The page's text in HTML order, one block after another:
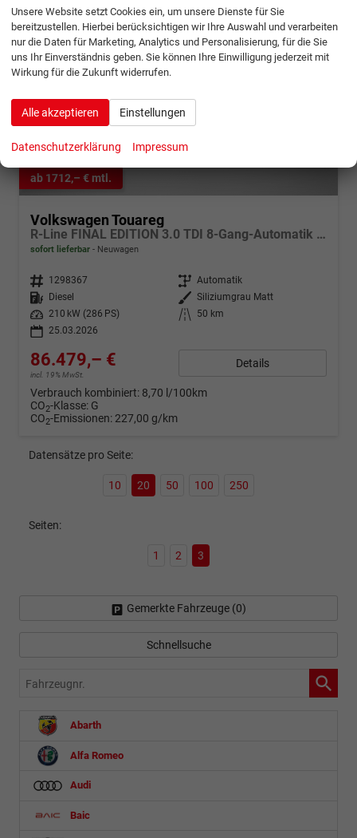
ab 1712,– € mtl.
Volkswagen Touareg
R-Line FINAL EDITION 3.0 TDI 8-Gang-Automatik 4MOTION
sofort lieferbar Neuwagen
Fahrzeugnr. 1298367 Getriebe Automatik
Kraftstoff
Diesel Außenfarbe Siliziumgrau Matt
Leistung
210 kW (286 PS) Kilometerstand
50 km
25.03.2026
86.479,– €
incl. 19% MwSt.
Details
Verbrauch kombiniert: 8,70 l/100km
CO2-Klasse: G
CO2-Emissionen: 227,00 g/km
Datensätze pro Seite:
10 20 50 100 250
Seiten:
1 2 3
Gemerkte Fahrzeuge (0)
Schnellsuche
Fahrzeugnr.
Abarth
Alfa Romeo
Audi
Baic
Unsere Website setzt Cookies ein, um unsere Dienste für Sie
bereitzustellen. Hierbei berücksichtigen wir Ihre Auswahl und verarbeiten
nur die Daten für Marketing, Analytics und Personalisierung, für die Sie
uns Ihr Einverständnis geben. Sie können Ihre Einwilligung jederzeit mit
Wirkung für die Zukunft widerrufen.
Alle akzeptieren Einstellungen
Datenschutzerklärung Impressum